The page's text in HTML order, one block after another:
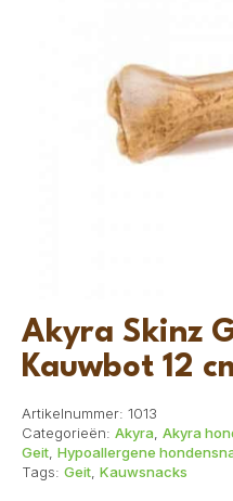
Akyra Skinz
Kauwbot 12
Artikelnummer: 1013
Categorieën: Akyra, Akyra
Geit, Hypoallergene
Tags: Geit, Kauwsnacks